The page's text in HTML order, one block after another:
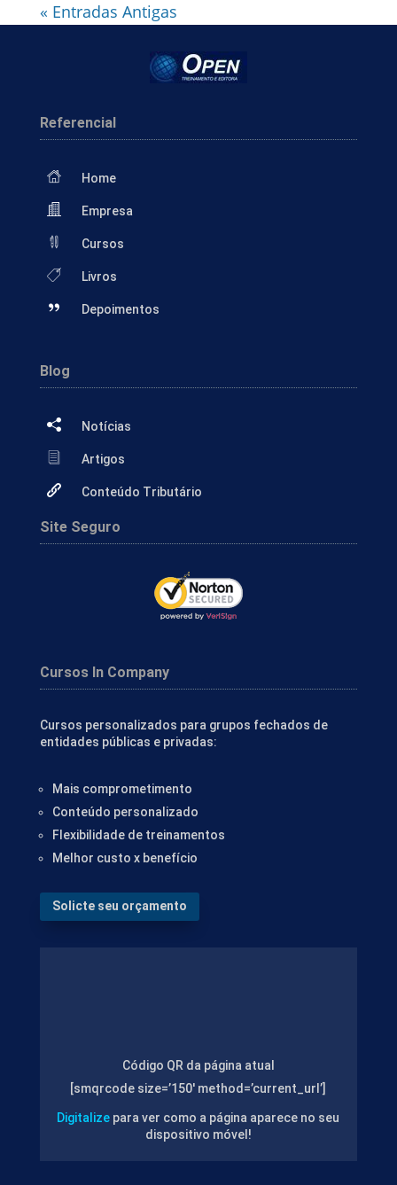
« Entradas Antigas
Referencial
Home
Empresa
Cursos
Livros
Depoimentos
Blog
Notícias
Artigos
Conteúdo Tributário
Site Seguro
Cursos In Company
Cursos personalizados para grupos fechados de
entidades públicas e privadas:
Mais comprometimento
Conteúdo personalizado
Flexibilidade de treinamentos
Melhor custo x benefício
Solicte seu orçamento
Código QR da página atual
[smqrcode size=’150′ method=’current_url’]
Digitalize para ver como a página aparece no seu
dispositivo móvel!